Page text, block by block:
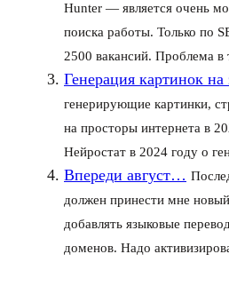
Hunter — является очень
поиска работы. Только по
2500 вакансий. Проблема
Генерация картинок на
генерирующие картинки,
на просторы интернета в
Нейростат в 2024 году о
Впереди август…
должен принести мне
добавлять языковые
доменов. Надо